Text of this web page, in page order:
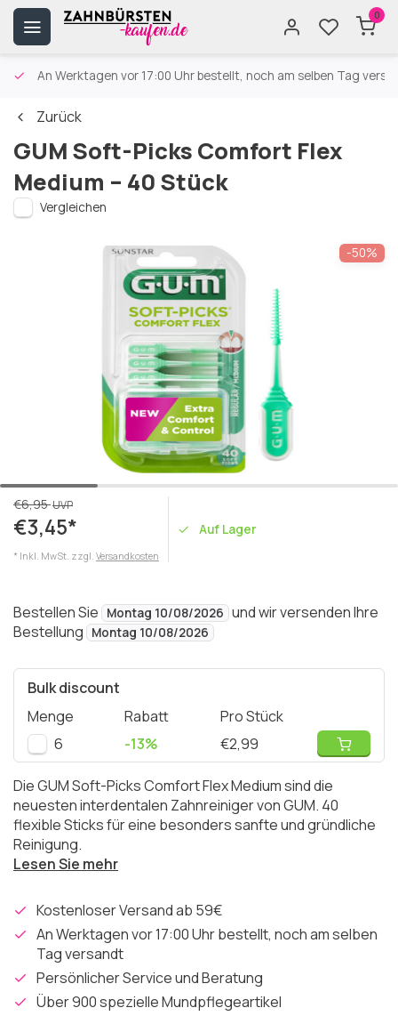
0
An Werktagen vor 17:00 Uhr bestellt, noch am selben Tag
Zurück
GUM Soft-Picks Comfort Flex
Medium – 40 Stück
Vergleichen
-50%
€6,95UVP
€3,45*
* Inkl. MwSt. zzgl. Versandkosten
Auf Lager
Bestellen Sie Montag 10/08/2026 und wir versenden Ihre
Bestellung
Montag 10/08/2026
Bulk discount
Menge
Rabatt
Pro Stück
6
-13% €2,99
Die GUM Soft-Picks Comfort Flex Medium sind die
neuesten interdentalen Zahnreiniger von GUM. 40
flexible Sticks für eine besonders sanfte und gründliche
Reinigung.
Lesen Sie mehr
Kostenloser Versand ab 59€
An Werktagen vor 17:00 Uhr bestellt, noch am selben
Tag versandt
Persönlicher Service und Beratung
Über 900 spezielle Mundpflegeartikel